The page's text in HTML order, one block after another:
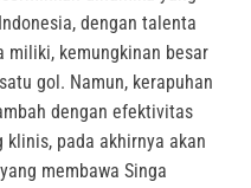
dengan talenta
miliki, kemungkinan besar
gol. Namun, kerapuhan
dengan efektivitas
klinis, pada akhirnya akan
membawa Singa